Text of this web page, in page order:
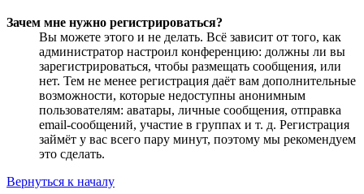
Зачем мне нужно регистрироваться?
Вы можете этого и не делать. Всё зависит от того, как
администратор настроил конференцию: должны ли вы
зарегистрироваться, чтобы размещать сообщения, или
нет. Тем не менее регистрация даёт вам дополнительные
возможности, которые недоступны анонимным
пользователям: аватары, личные сообщения, отправка
email-сообщений, участие в группах и т. д. Регистрация
займёт у вас всего пару минут, поэтому мы рекомендуем
это сделать.
Вернуться к началу